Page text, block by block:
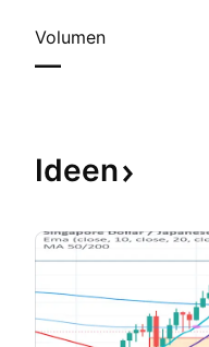
Volumen
—
Ideen